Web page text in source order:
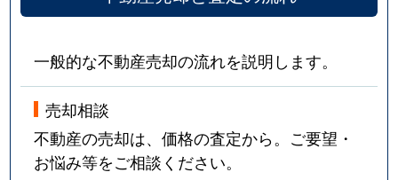
一般的な不動産売却の流れを説明します。
売却相談
不動産の売却は、価格の査定から。ご要望・
お悩み等をご相談ください。